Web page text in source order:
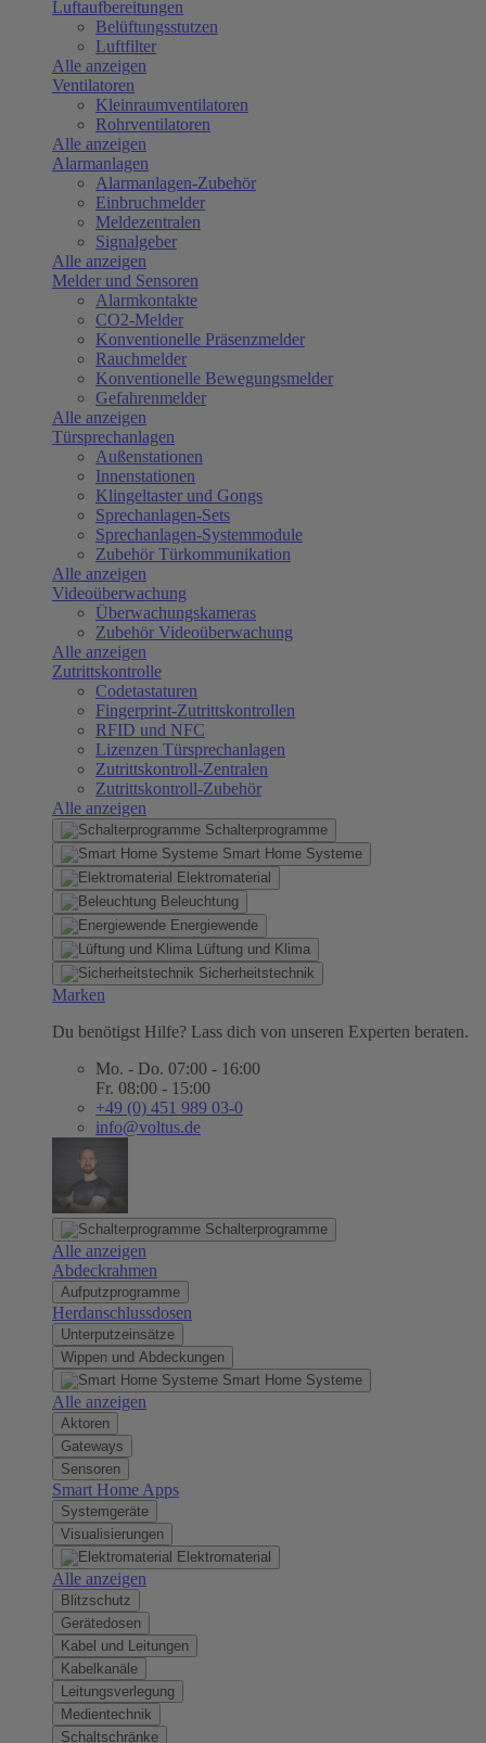
Luftaufbereitungen
Belüftungsstutzen
Luftfilter
Alle anzeigen
Ventilatoren
Kleinraumventilatoren
Rohrventilatoren
Alle anzeigen
Alarmanlagen
Alarmanlagen-Zubehör
Einbruchmelder
Meldezentralen
Signalgeber
Alle anzeigen
Melder und Sensoren
Alarmkontakte
CO2-Melder
Konventionelle Präsenzmelder
Rauchmelder
Konventionelle Bewegungsmelder
Gefahrenmelder
Alle anzeigen
Türsprechanlagen
Außenstationen
Innenstationen
Klingeltaster und Gongs
Sprechanlagen-Sets
Sprechanlagen-Systemmodule
Zubehör Türkommunikation
Alle anzeigen
Videoüberwachung
Überwachungskameras
Zubehör Videoüberwachung
Alle anzeigen
Zutrittskontrolle
Codetastaturen
Fingerprint-Zutrittskontrollen
RFID und NFC
Lizenzen Türsprechanlagen
Zutrittskontroll-Zentralen
Zutrittskontroll-Zubehör
Alle anzeigen
Schalterprogramme
Smart Home Systeme
Elektromaterial
Beleuchtung
Energiewende
Lüftung und Klima
Sicherheitstechnik
Marken
Du benötigst Hilfe? Lass dich von unseren Experten beraten.
Mo. - Do. 07:00 - 16:00
Fr. 08:00 - 15:00
+49 (0) 451 989 03-0
info@voltus.de
Schalterprogramme
Alle anzeigen
Abdeckrahmen
Aufputzprogramme
Herdanschlussdosen
Unterputzeinsätze
Wippen und Abdeckungen
Smart Home Systeme
Alle anzeigen
Aktoren
Gateways
Sensoren
Smart Home Apps
Systemgeräte
Visualisierungen
Elektromaterial
Alle anzeigen
Blitzschutz
Gerätedosen
Kabel und Leitungen
Kabelkanäle
Leitungsverlegung
Medientechnik
Schaltschränke